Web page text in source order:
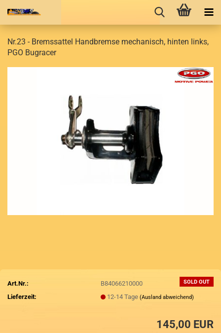
Nr.23 - Bremssattel Handbremse mechanisch, hinten links,
PGO Bugracer
SOLD OUT
Art.Nr.:
B84066210000
Lieferzeit:
12-14 Tage(Ausland abweichend)
145,00 EUR